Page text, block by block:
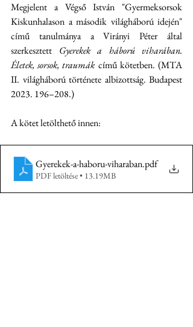
Megjelent a Végső István "Gyermeksorsok
Kiskunhalason a második világháború idején"
című tanulmánya a Virányi Péter által
szerkesztett Gyerekek a háború viharában.
Életek, sorsok, traumák című kötetben. (MTA
II. világháború története albizottság. Budapest
2023. 196–208.)
A kötet letölthető innen:
Gyerekek-a-haboru-viharaban.pdf
PDF letöltése • 13.19MB